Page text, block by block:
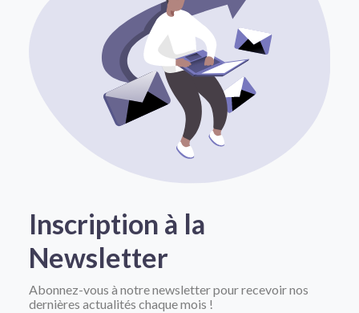
Inscription à la
Newsletter
Abonnez-vous à notre newsletter pour recevoir nos
dernières actualités chaque mois !